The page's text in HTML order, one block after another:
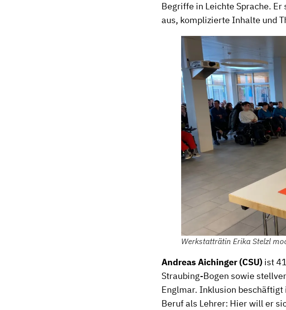
Begriffe in Leichte Sprache.
aus, komplizierte Inhalte und
Werkstatträtin Erika Stelzl
Andreas Aichinger (CSU) ist
Straubing-Bogen sowie
Englmar. Inklusion
Beruf als Lehrer: Hier will er